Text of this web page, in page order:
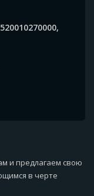
и предлагаем свою
в черте